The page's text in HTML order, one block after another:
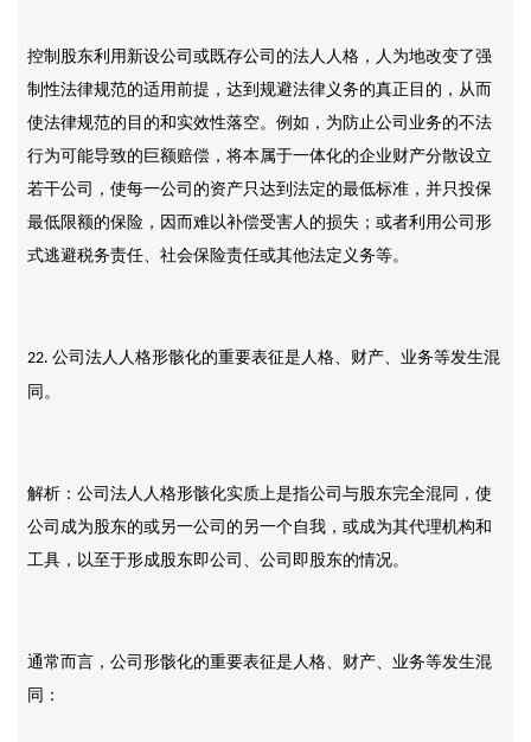
控制股东利用新设公司或既存公司的法人人格，人为地改变了强
制性法律规范的适用前提，达到规避法律义务的真正目的，从而
使法律规范的目的和实效性落空。例如，为防止公司业务的不法
行为可能导致的巨额赔偿，将本属于一体化的企业财产分散设立
若干公司，使每一公司的资产只达到法定的最低标准，并只投保
最低限额的保险，因而难以补偿受害人的损失；或者利用公司形
式逃避税务责任、社会保险责任或其他法定义务等。
22.公司法人人格形骸化的重要表征是人格、财产、业务等发生混
同。
解析：公司法人人格形骸化实质上是指公司与股东完全混同，使
公司成为股东的或另一公司的另一个自我，或成为其代理机构和
工具，以至于形成股东即公司、公司即股东的情况。
通常而言，公司形骸化的重要表征是人格、财产、业务等发生混
同：